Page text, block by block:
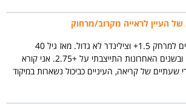
העיין לראייה מקרוב/מרחוק
אני בן 75. מרכיב משקפיים למרחק 1.5+ וצילינדר לא גדול. מאז גיל 40
משתמש במשקפי קריאה ובשנים האחרונות התייצבתי על +2.75. אני קורא
של קריאה, העיניים כביכול נשארות במיקוד